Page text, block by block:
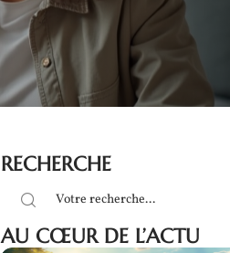
RECHERCHE
AU CŒUR DE L’ACTU